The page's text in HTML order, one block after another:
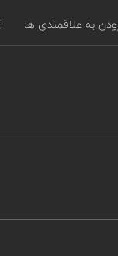
به علاقمندی ها